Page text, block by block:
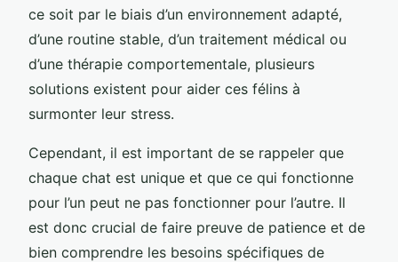
ce soit par le biais d’un environnement adapté,
d’une routine stable, d’un traitement médical ou
d’une thérapie comportementale, plusieurs
solutions existent pour aider ces félins à
surmonter leur stress.
Cependant, il est important de se rappeler que
chaque chat est unique et que ce qui fonctionne
pour l’un peut ne pas fonctionner pour l’autre. Il
est donc crucial de faire preuve de patience et de
bien comprendre les besoins spécifiques de